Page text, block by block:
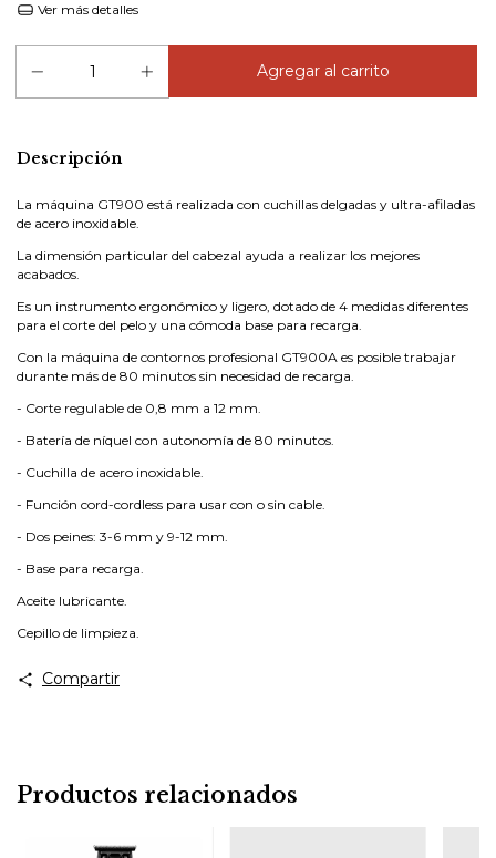
Ver más detalles
Descripción
La máquina GT900 está realizada con cuchillas delgadas y ultra-afiladas
de acero inoxidable.
La dimensión particular del cabezal ayuda a realizar los mejores
acabados.
Es un instrumento ergonómico y ligero, dotado de 4 medidas diferentes
para el corte del pelo y una cómoda base para recarga.
Con la máquina de contornos profesional GT900A es posible trabajar
durante más de 80 minutos sin necesidad de recarga.
- Corte regulable de 0,8 mm a 12 mm.
- Batería de níquel con autonomía de 80 minutos.
- Cuchilla de acero inoxidable.
- Función cord-cordless para usar con o sin cable.
- Dos peines: 3-6 mm y 9-12 mm.
- Base para recarga.
Aceite lubricante.
Cepillo de limpieza.
Compartir
Productos relacionados